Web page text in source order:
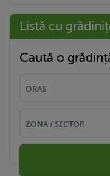
Listă cu
Caută o